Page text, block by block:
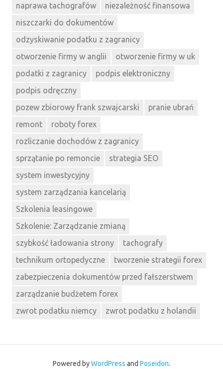
naprawa tachografów
niezależność finansowa
niszczarki do dokumentów
odzyskiwanie podatku z zagranicy
otworzenie firmy w anglii
otworzenie firmy w uk
podatki z zagranicy
podpis elektroniczny
podpis odręczny
pozew zbiorowy frank szwajcarski
pranie ubrań
remont
roboty forex
rozliczanie dochodów z zagranicy
sprzątanie po remoncie
strategia SEO
system inwestycyjny
system zarządzania kancelarią
Szkolenia leasingowe
Szkolenie: Zarządzanie zmianą
szybkość ładowania strony
tachografy
technikum ortopedyczne
tworzenie strategii forex
zabezpieczenia dokumentów przed fałszerstwem
zarządzanie budżetem forex
zwrot podatku niemcy
zwrot podatku z holandii
Powered byWordPress and Poseidon.